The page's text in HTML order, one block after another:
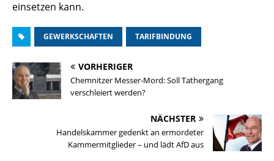
einsetzen kann.
GEWERKSCHAFTEN TARIFBINDUNG
VORHERIGER
Chemnitzer Messer-Mord: Soll Tathergang
verschleiert werden?
NÄCHSTER
Handelskammer gedenkt an ermordeter
Kammermitglieder – und lädt AfD aus